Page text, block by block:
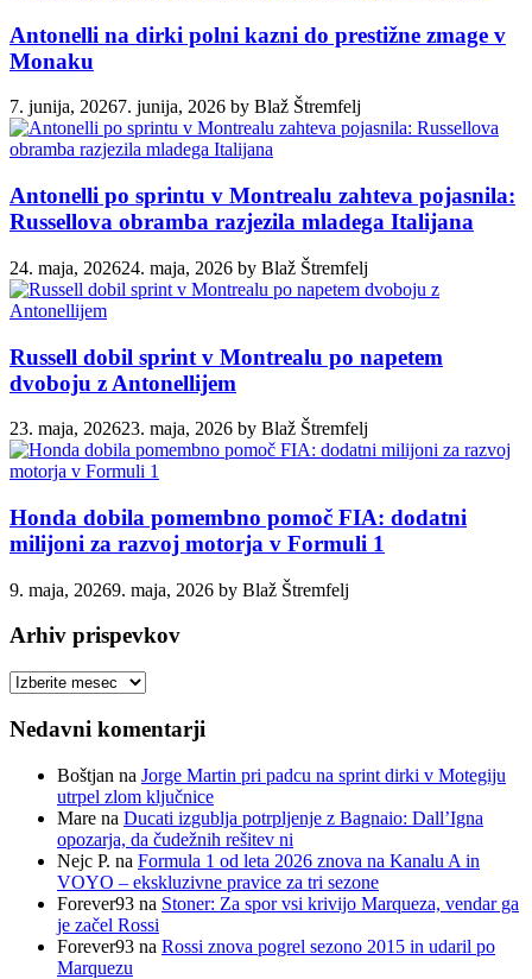
Antonelli na dirki polni kazni do prestižne zmage v
Monaku
7. junija, 20267. junija, 2026 by Blaž Štremfelj
Antonelli po sprintu v Montrealu zahteva pojasnila:
Russellova obramba razjezila mladega Italijana
24. maja, 202624. maja, 2026 by Blaž Štremfelj
Russell dobil sprint v Montrealu po napetem
dvoboju z Antonellijem
23. maja, 202623. maja, 2026 by Blaž Štremfelj
Honda dobila pomembno pomoč FIA: dodatni
milijoni za razvoj motorja v Formuli 1
9. maja, 20269. maja, 2026 by Blaž Štremfelj
Arhiv prispevkov
Arhiv
Nedavni komentarji
Boštjan na Jorge Martin pri padcu na sprint dirki v Motegiju
utrpel zlom ključnice
Mare na Ducati izgublja potrpljenje z Bagnaio: Dall’Igna
opozarja, da čudežnih rešitev ni
Nejc P. na Formula 1 od leta 2026 znova na Kanalu A in
VOYO – ekskluzivne pravice za tri sezone
Forever93 na Stoner: Za spor vsi krivijo Marqueza, vendar ga
je začel Rossi
Forever93 na Rossi znova pogrel sezono 2015 in udaril po
Marquezu